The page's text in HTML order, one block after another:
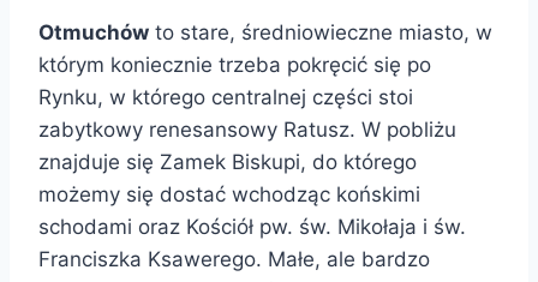
Otmuchów to stare, średniowieczne miasto, w
którym koniecznie trzeba pokręcić się po
Rynku, w którego centralnej części stoi
zabytkowy renesansowy Ratusz. W pobliżu
znajduje się Zamek Biskupi, do którego
możemy się dostać wchodząc końskimi
schodami oraz Kościół pw. św. Mikołaja i św.
Franciszka Ksawerego. Małe, ale bardzo